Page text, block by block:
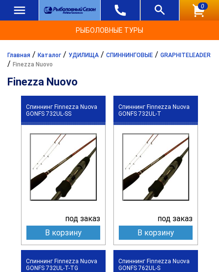
0
РЫБОЛОВНЫЕ ТУРЫ
Главная / Каталог / УДИЛИЩА / СПИННИНГОВЫЕ / GRAPHITELEADER
/ Finezza Nuovo
Finezza Nuovo
Спиннинг Finnezza Nuova
GONFS 732UL-SS
под заказ
В корзину
Спиннинг Finnezza Nuova
GONFS 732UL-T
под заказ
В корзину
Спиннинг Finnezza Nuova
GONFS 732UL-T-TG
Спиннинг Finnezza Nuova
GONFS 762UL-S